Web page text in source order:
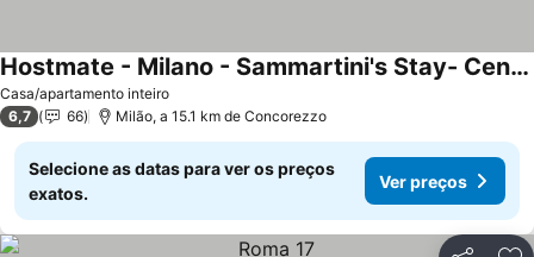
Casa/apartamento inteiro
Hostmate - Milano - Sammartini's Stay- Centrale
6,7 66 Milão, a 15.1 km de Concorezzo
Selecione as datas para ver os preços
exatos.
Ver preços